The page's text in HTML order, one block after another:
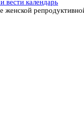
вести календарь
женской